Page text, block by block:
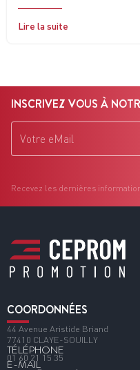
Lire la suite
INSCRIVEZ VOUS À
Recevez les dernières
COORDONNÉES
44 Avenue Aristide Briand
77410 CLAYE-SOUILLY
TÉLÉPHONE
01 60 21 15 35
E-MAIL